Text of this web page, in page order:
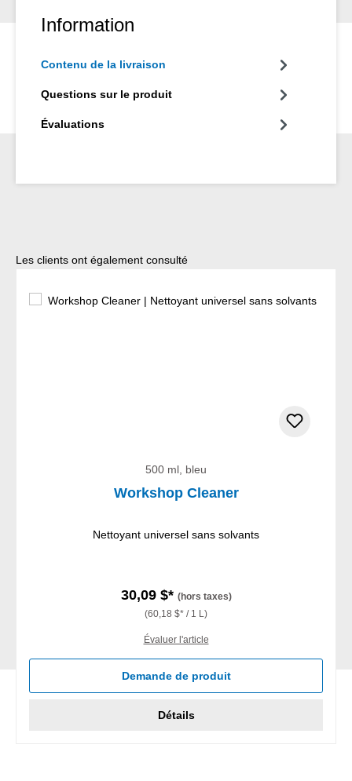
Information
Contenu de la livraison
Questions sur le produit
Évaluations
Ignorer la galerie de produits
Les clients ont également consulté
500 ml, bleu
Workshop Cleaner
Nettoyant universel sans solvants
30,09 $* (hors taxes)
(60,18 $* / 1 L)
Évaluer l'article
Demande de produit
Détails